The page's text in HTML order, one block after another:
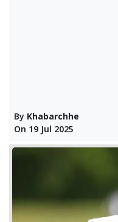
By Khabarchhe
On 19 Jul 2025